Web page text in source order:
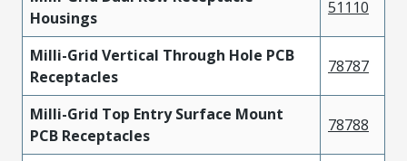
Housings
51110
Milli-Grid Vertical Through Hole PCB
Receptacles
78787
Milli-Grid Top Entry Surface Mount
PCB Receptacles
78788